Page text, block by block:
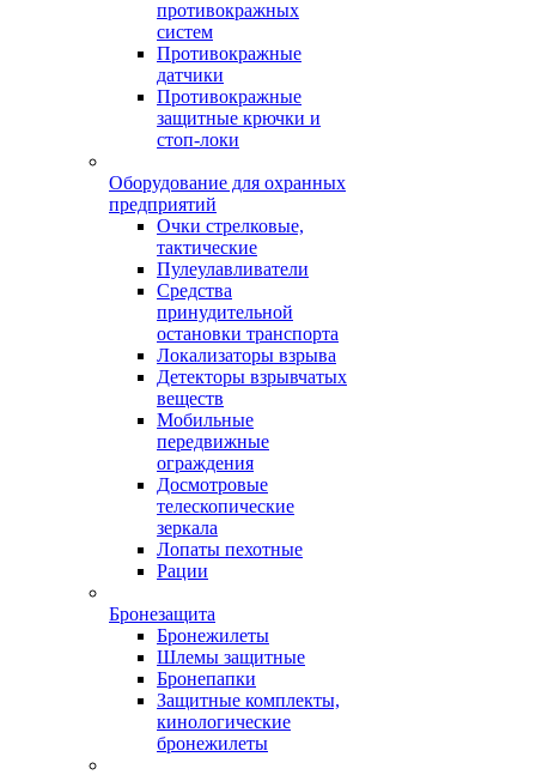
противокражных
систем
Противокражные
датчики
Противокражные
защитные крючки и
стоп-локи
Оборудование для охранных
предприятий
Очки стрелковые,
тактические
Пулеулавливатели
Средства
принудительной
остановки транспорта
Локализаторы взрыва
Детекторы взрывчатых
веществ
Мобильные
передвижные
ограждения
Досмотровые
телескопические
зеркала
Лопаты пехотные
Рации
Бронезащита
Бронежилеты
Шлемы защитные
Бронепапки
Защитные комплекты,
кинологические
бронежилеты